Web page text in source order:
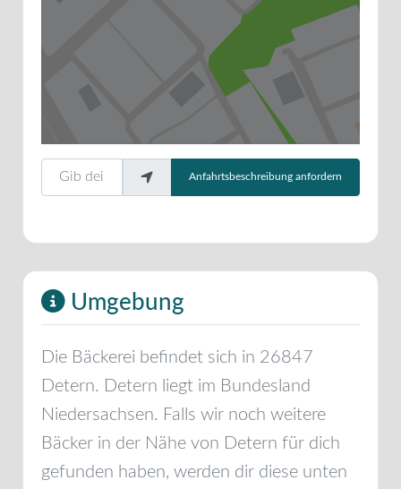
Gib deinen Standort ein.
Anfahrtsbeschreibung anfordern
Umgebung
Die Bäckerei befindet sich in 26847
Detern. Detern liegt im Bundesland
Niedersachsen. Falls wir noch weitere
Bäcker in der Nähe von Detern für dich
gefunden haben, werden dir diese unten